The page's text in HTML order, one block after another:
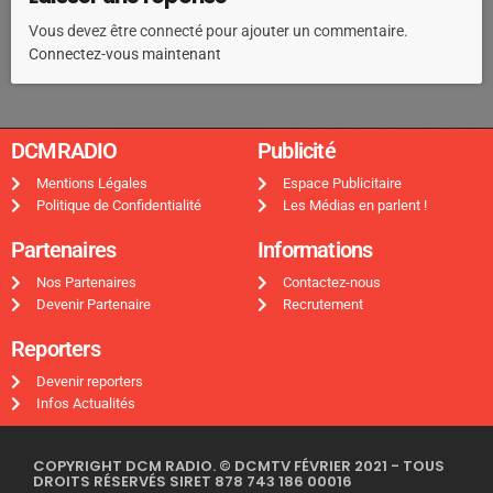
Vous devez être connecté pour ajouter un commentaire.
Connectez-vous maintenant
DCMRADIO​
Mentions Légales
Politique de Confidentialité
Publicité ​
Espace Publicitaire
Les Médias en parlent !
Partenaires
Nos Partenaires
Devenir Partenaire
Informations
Contactez-nous
Recrutement
Reporters
Devenir reporters
Infos Actualités
COPYRIGHT DCM RADIO. © DCMTV FÉVRIER 2021 - TOUS
DROITS RÉSERVÉS SIRET 878 743 186 00016